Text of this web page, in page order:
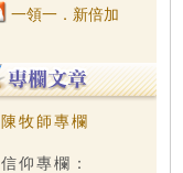
一領一．新倍加
陳牧師專欄
信仰專欄：